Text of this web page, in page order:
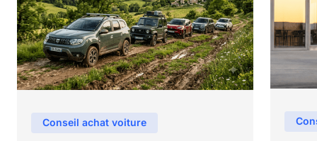
Conseil achat voiture